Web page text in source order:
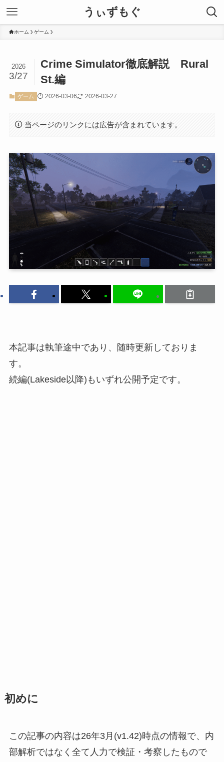
うぃずもぐ
ホーム ゲーム
Crime Simulator徹底解説 Rural
St.編
2026
3/27
ゲーム 2026-03-06 2026-03-27
当ページのリンクには広告が含まれています。
本記事は執筆途中であり、随時更新しておりま
す。
続編(Lakeside以降)もいずれ公開予定です。
初めに
この記事の内容は26年3月(v1.42)時点の情報で、内
部解析ではなく全て人力で検証・考察したもので